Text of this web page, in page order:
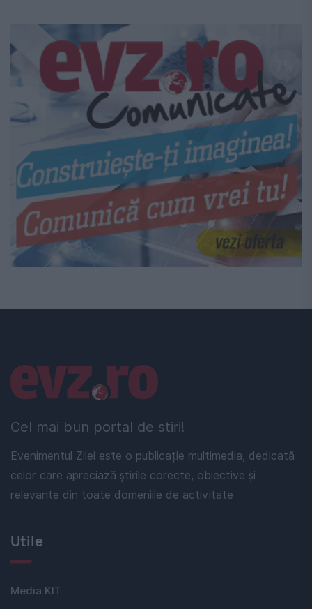
Cel mai bun portal de stiri!
Evenimentul Zilei este o publicație multimedia, dedicată
celor care apreciază știrile corecte, obiective și
relevante din toate domeniile de activitate
Linkuri utile
Utile
Media KIT